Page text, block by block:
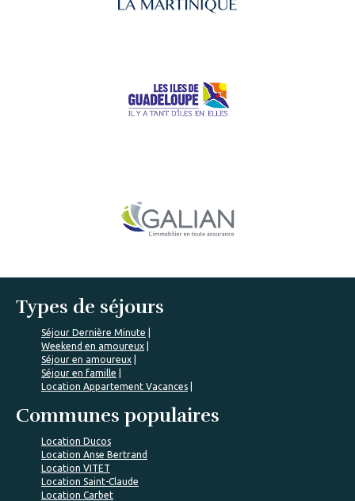
Types de séjours
Séjour Dernière Minute
Weekend en amoureux
Séjour en amoureux
Séjour en famille
Location Appartement Vacances
Communes populaires
Location Ducos
Location Anse Bertrand
Location VITET
Location Saint-Claude
Location Carbet